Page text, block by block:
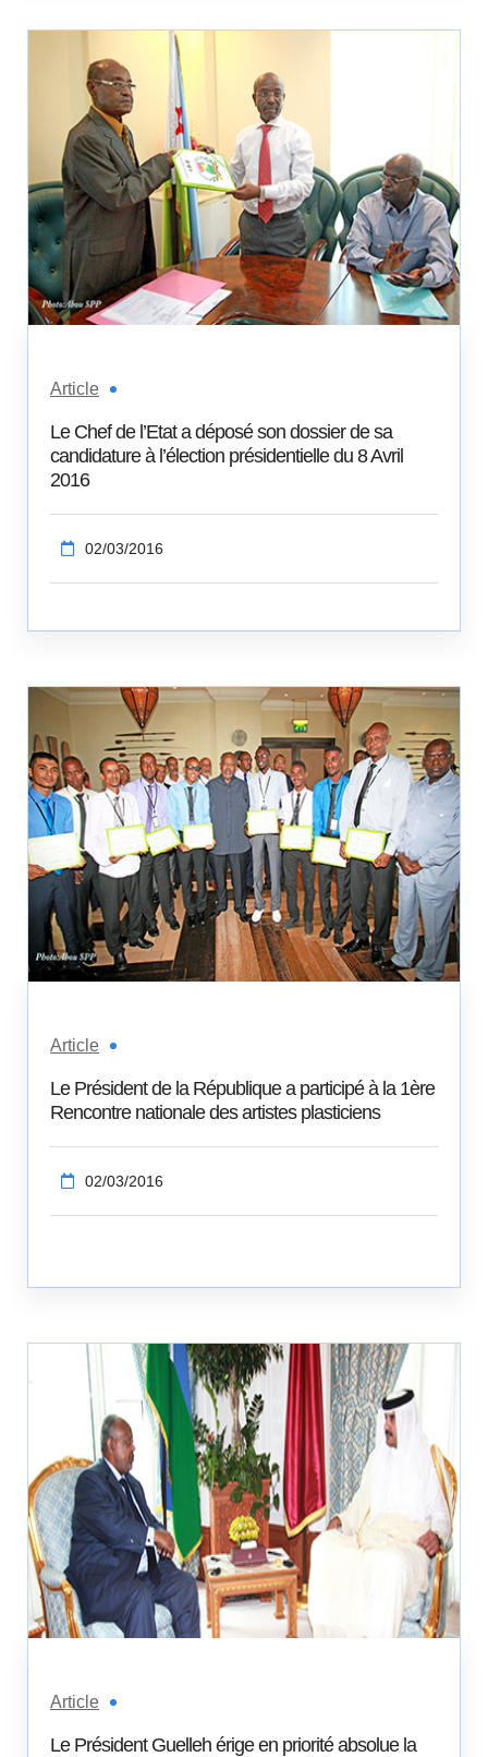
Article
Le Chef de l’Etat a déposé son dossier de sa
candidature à l’élection présidentielle du 8 Avril
2016
02/03/2016
Article
Le Président de la République a participé à la 1ère
Rencontre nationale des artistes plasticiens
02/03/2016
Article
Le Président Guelleh érige en priorité absolue la